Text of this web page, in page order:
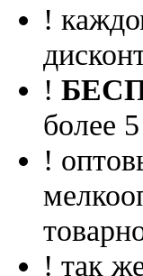
!
!
более
!
! так